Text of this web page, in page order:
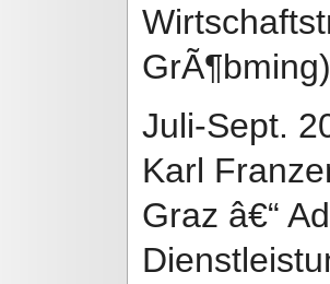
Juli-Sept.
Karl
Graz â€“